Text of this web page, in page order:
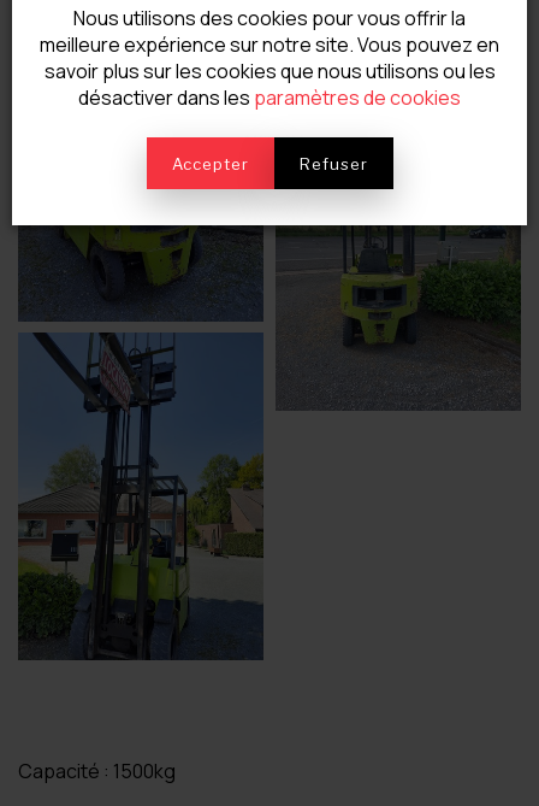
Capacité : 1500kg
Nous utilisons des cookies pour vous offrir la
meilleure expérience sur notre site. Vous pouvez en
savoir plus sur les cookies que nous utilisons ou les
désactiver dans les paramètres de cookies
Accepter Refuser